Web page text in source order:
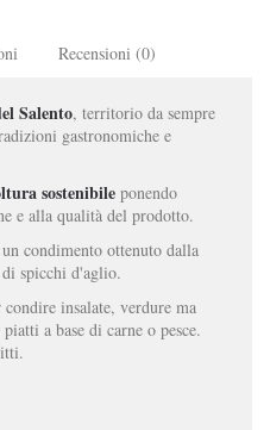
Recensioni (0)
Salento, territorio da sempre
gastronomiche e
sostenibile ponendo
e alla qualità del prodotto.
condimento ottenuto dalla
spicchi d'aglio.
condire insalate, verdure ma
a base di carne o pesce.